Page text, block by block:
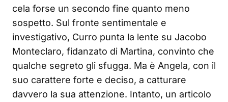
cela forse un secondo fine quanto meno
sospetto. Sul fronte sentimentale e
investigativo, Curro punta la lente su Jacobo
Monteclaro, fidanzato di Martina, convinto che
qualche segreto gli sfugga. Ma è Angela, con il
suo carattere forte e deciso, a catturare
davvero la sua attenzione. Intanto, un articolo